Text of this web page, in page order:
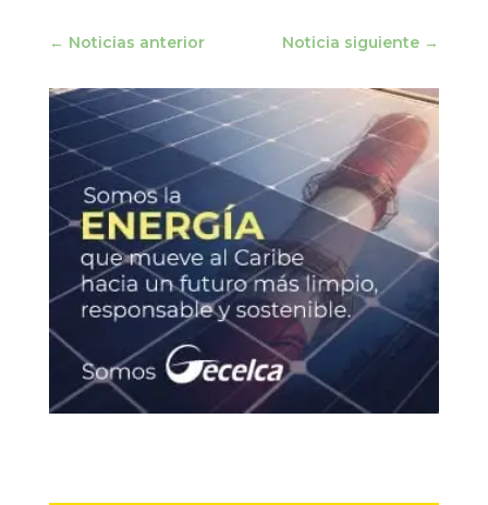
← Noticias anterior Noticia siguiente →